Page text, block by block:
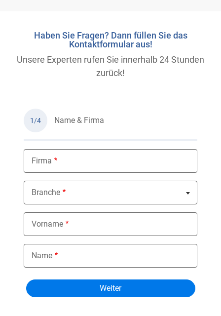
Haben Sie Fragen? Dann füllen Sie das
Kontaktformular aus!
Unsere Experten rufen Sie innerhalb 24 Stunden
zurück!
1/4 Name & Firma
Firma
Branche
Nothing selected
Vorname
Name